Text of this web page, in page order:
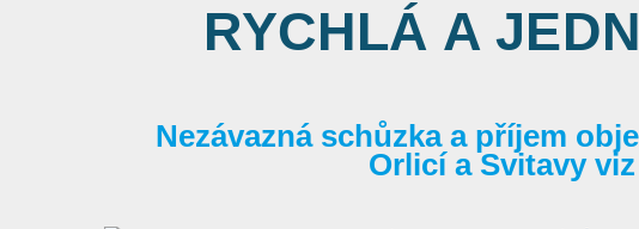
RYCHLÁ A
Nezávazná schůzka a příjem
Orlicí a Svitavy